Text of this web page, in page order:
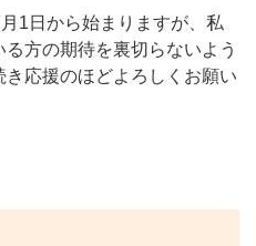
1日から始まりますが、私
方の期待を裏切らないよう
応援のほどよろしくお願い